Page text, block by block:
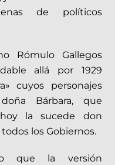
de políticos
Rómulo Gallegos
allá por 1929
cuyos personajes
Bárbara, que
la sucede don
los Gobiernos.
que la versión